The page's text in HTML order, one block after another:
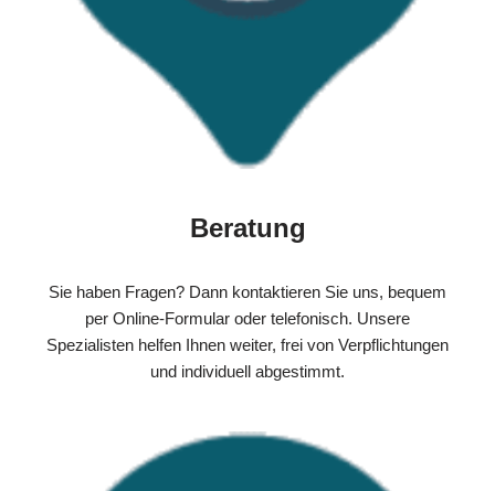
Beratung
Sie haben Fragen? Dann kontaktieren Sie uns, bequem
per Online-Formular oder telefonisch. Unsere
Spezialisten helfen Ihnen weiter, frei von Verpflichtungen
und individuell abgestimmt.